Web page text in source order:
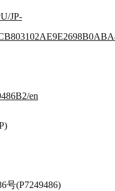
JP-
en
号(P7249486)